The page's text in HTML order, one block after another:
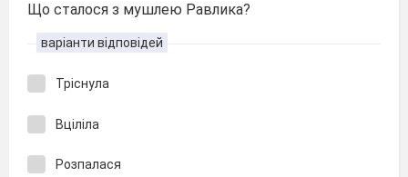
Що сталося з мушлею Равлика?
варіанти відповідей
Тріснула
Вціліла
Розпалася